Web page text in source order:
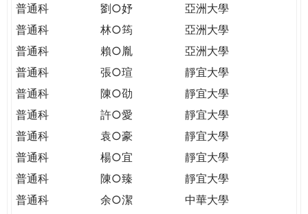
普通科
劉○妤
亞洲大學
普通科
林○筠
亞洲大學
普通科
賴○胤
亞洲大學
普通科
張○瑄
靜宜大學
普通科
陳○劭
靜宜大學
普通科
許○愛
靜宜大學
普通科
袁○豪
靜宜大學
普通科
楊○宜
靜宜大學
普通科
陳○臻
靜宜大學
普通科
余○潔
中華大學